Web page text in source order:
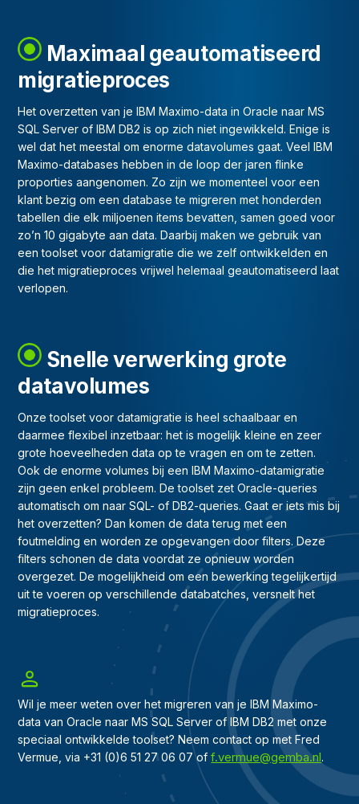
Maximaal geautomatiseerd
migratieproces
Het overzetten van je IBM Maximo-data in Oracle naar MS
SQL Server of IBM DB2 is op zich niet ingewikkeld. Enige is
wel dat het meestal om enorme datavolumes gaat. Veel IBM
Maximo-databases hebben in de loop der jaren flinke
proporties aangenomen. Zo zijn we momenteel voor een
klant bezig om een database te migreren met honderden
tabellen die elk miljoenen items bevatten, samen goed voor
zo’n 10 gigabyte aan data. Daarbij maken we gebruik van
een toolset voor datamigratie die we zelf ontwikkelden en
die het migratieproces vrijwel helemaal geautomatiseerd laat
verlopen.
Snelle verwerking grote
datavolumes
Onze toolset voor datamigratie is heel schaalbaar en
daarmee flexibel inzetbaar: het is mogelijk kleine en zeer
grote hoeveelheden data op te vragen en om te zetten.
Ook de enorme volumes bij een IBM Maximo-datamigratie
zijn geen enkel probleem. De toolset zet Oracle-queries
automatisch om naar SQL- of DB2-queries. Gaat er iets mis bij
het overzetten? Dan komen de data terug met een
foutmelding en worden ze opgevangen door filters. Deze
filters schonen de data voordat ze opnieuw worden
overgezet. De mogelijkheid om een bewerking tegelijkertijd
uit te voeren op verschillende databatches, versnelt het
migratieproces.
Wil je meer weten over het migreren van je IBM Maximo-
data van Oracle naar MS SQL Server of IBM DB2 met onze
speciaal ontwikkelde toolset? Neem contact op met Fred
Vermue, via +31 (0)6 51 27 06 07 off.vermue@gemba.nl.